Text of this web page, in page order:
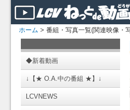
ホーム > 番組・写真一覧(関連映像・
◆新着動画
↓【★ O.A.中の番組 ★】↓
LCVNEWS